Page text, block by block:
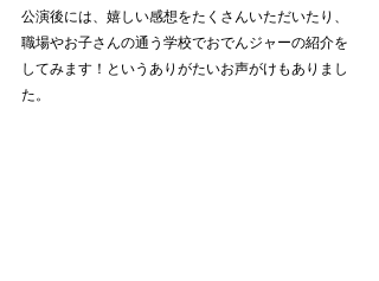
公演後には、嬉しい感想をたくさんいただいたり、
職場やお子さんの通う学校でおでんジャーの紹介を
してみます！というありがたいお声がけもありまし
た。